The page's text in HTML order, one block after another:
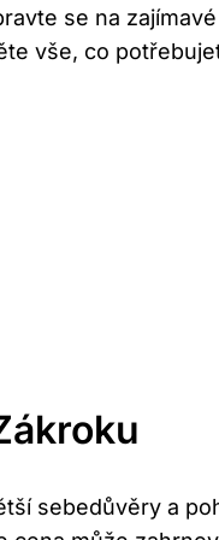
se na
vše, co
sebedůvěry a